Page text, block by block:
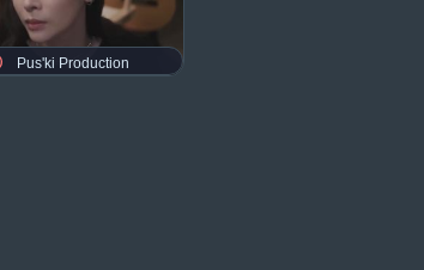
Pus'ki Production